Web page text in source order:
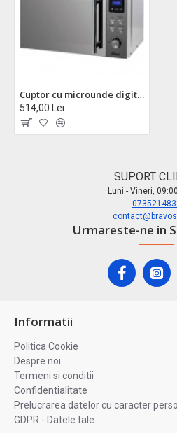
Cuptor cu microunde digital zilan zln1238 - 700w, 20l, dezghetare automata, afisaj led, panou inox
514,00 Lei
SUPORT
Luni - Vineri,
Urmareste-ne in
Informatii
Politica Cookie
Despre noi
Termeni si conditii
Confidentialitate
Prelucrarea datelor cu caracter
GDPR - Datele tale